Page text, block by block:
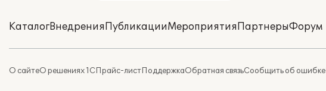
КаталогВнедренияПубликацииМероприятияПартнерыФорум
О сайтеО решениях 1СПрайс-листПоддержкаОбратная связьСообщить об ошибке